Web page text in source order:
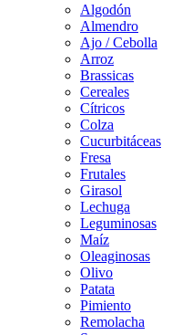
Algodón
Almendro
Ajo / Cebolla
Arroz
Brassicas
Cereales
Cítricos
Colza
Cucurbitáceas
Fresa
Frutales
Girasol
Lechuga
Leguminosas
Maíz
Oleaginosas
Olivo
Patata
Pimiento
Remolacha